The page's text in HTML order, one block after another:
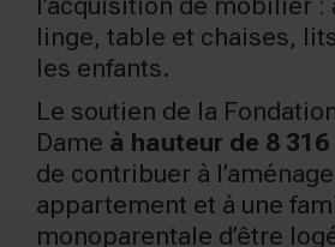
l’acquisition de mobilier
linge, table et chaises,
les enfants.
Le soutien de la
Dame à hauteur de 8
de contribuer à
appartement et à une
monoparentale d’être